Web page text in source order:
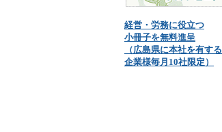
経営・労務に役立つ
小冊子を無料進呈
（広島県に本社を有する
企業様毎月10社限定）